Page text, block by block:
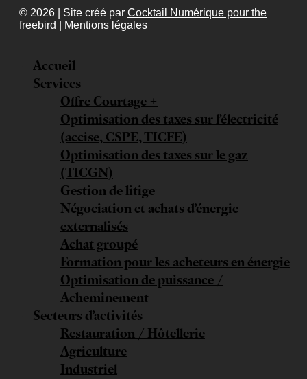
© 2026 | Site créé par Cocktail Numérique pour the
freebird
Mentions légales
Accueil
Services
Offre Courtage +
Optimisation des taxes sur l’électricité
(accise, CSPE, TICFE)
Optimisation des taxes sur le gaz
(TICGN)
Gestion de litige
Négociation et achats d’énergie
externalisés
Achat groupé
Formation pour les acheteurs en énergie
Optimisation de puissance /
Acheminement
Secteurs d’activités
Restauration / Hôtellerie
Agriculture
Industriel